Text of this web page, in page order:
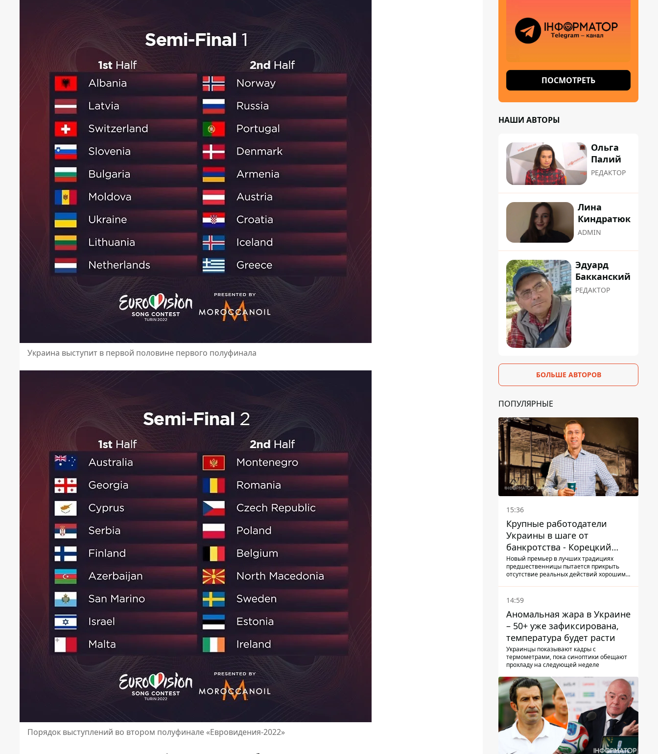
Украина выступит в первой половине первого полуфинала
Порядок выступлений во втором полуфинале «Евровидения-2022»
ПОСМОТРЕТЬ
НАШИ АВТОРЫ
Ольга
Палий
РЕДАКТОР
Лина
Киндратюк
ADMIN
Эдуард
Бакканский
РЕДАКТОР
БОЛЬШЕ АВТОРОВ
ПОПУЛЯРНЫЕ
15:36
Крупные работодатели
Украины в шаге от
банкротства - Корецкий
обещает им… новые склады
Новый премьер в лучших традициях
предшественницы пытается прикрыть
отсутствие реальных действий хорошими
14:59
Аномальная жара в Украине
– 50+ уже зафиксирована,
температура будет расти
Украинцы показывают кадры с
термометрами, пока синоптики обещают
прохладу на следующей неделе